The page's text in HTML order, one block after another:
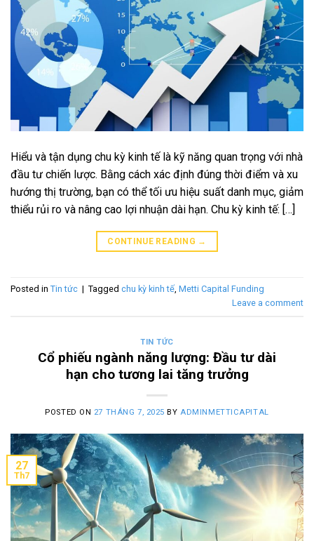
Hiểu và tận dụng chu kỳ kinh tế là kỹ năng quan trọng với nhà
đầu tư chiến lược. Bằng cách xác định đúng thời điểm và xu
hướng thị trường, bạn có thể tối ưu hiệu suất danh mục, giảm
thiểu rủi ro và nâng cao lợi nhuận dài hạn. Chu kỳ kinh tế: […]
CONTINUE READING →
Posted in Tin tức | Tagged chu kỳ kinh tế, Metti Capital Funding
Leave a comment
TIN TỨC
Cổ phiếu ngành năng lượng: Đầu tư dài
hạn cho tương lai tăng trưởng
POSTED ON 27 THÁNG 7, 2025 BYADMINMETTICAPITAL
27
Th7